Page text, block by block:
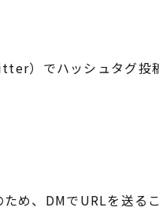
）でハッシュタグ投
め、DMでURLを送る